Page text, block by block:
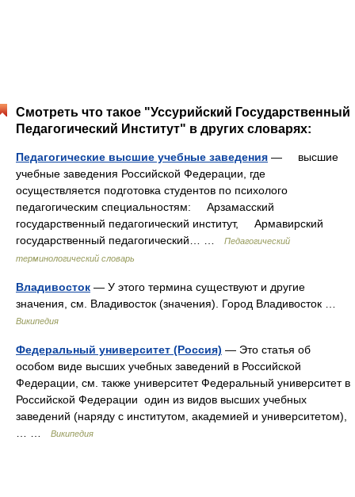
Смотреть что такое "Уссурийский Государственный
Педагогический Институт" в других словарях:
Педагогические высшие учебные заведения — высшие
учебные заведения Российской Федерации, где
осуществляется подготовка студентов по психолого
педагогическим специальностям: Арзамасский
государственный педагогический институт, Армавирский
государственный педагогический… …
Педагогический
терминологический словарь
Владивосток — У этого термина существуют и другие
значения, см. Владивосток (значения). Город Владивосток …
Википедия
Федеральный университет (Россия) — Это статья об
особом виде высших учебных заведений в Российской
Федерации, см. также университет Федеральный университет в
Российской Федерации один из видов высших учебных
заведений (наряду с институтом, академией и университетом),
Википедия